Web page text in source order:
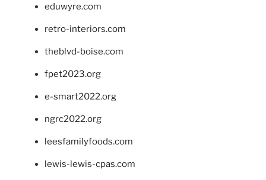
eduwyre.com
retro-interiors.com
theblvd-boise.com
fpet2023.org
e-smart2022.org
ngrc2022.org
leesfamilyfoods.com
lewis-lewis-cpas.com